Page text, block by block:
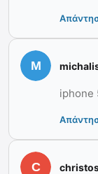
iphone